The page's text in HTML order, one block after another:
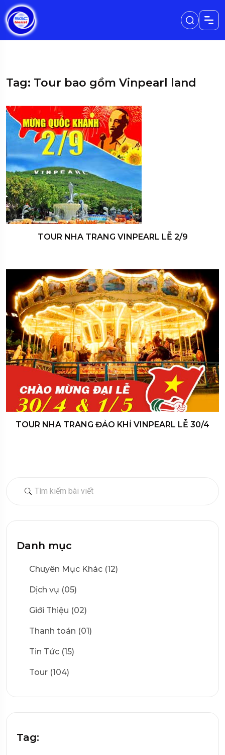
Danh mục
Chuyên Mục Khác (12)
Dịch vụ (05)
Giới Thiệu (02)
Thanh toán (01)
Tin Tức (15)
Tour (104)
Tag:
Tag: Tour bao gồm Vinpearl land
TOUR NHA TRANG VINPEARL LỄ 2/9
TOUR NHA TRANG ĐẢO KHỈ VINPEARL LỄ 30/4